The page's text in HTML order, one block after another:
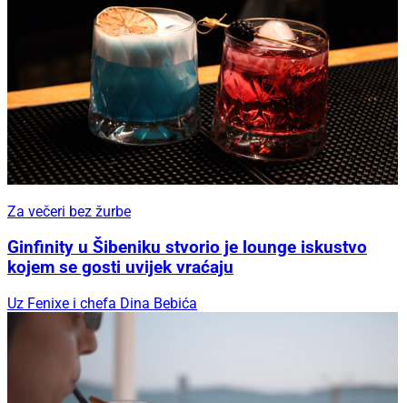
Za večeri bez žurbe
Ginfinity u Šibeniku stvorio je lounge iskustvo
kojem se gosti uvijek vraćaju
Uz Fenixe i chefa Dina Bebića